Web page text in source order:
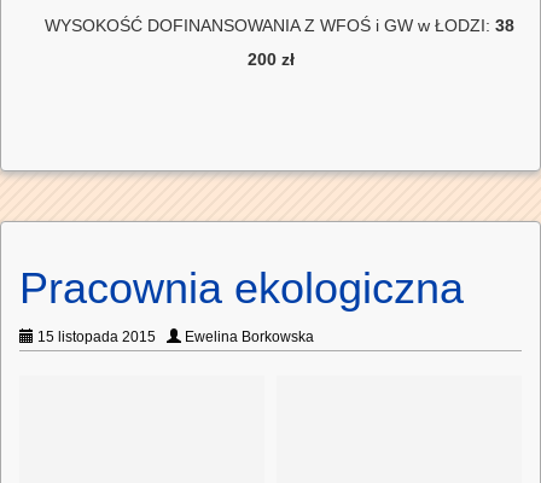
WYSOKOŚĆ DOFINANSOWANIA Z WFOŚ i GW w ŁODZI: 38
200 zł
Pracownia ekologiczna
15 listopada 2015 Ewelina Borkowska